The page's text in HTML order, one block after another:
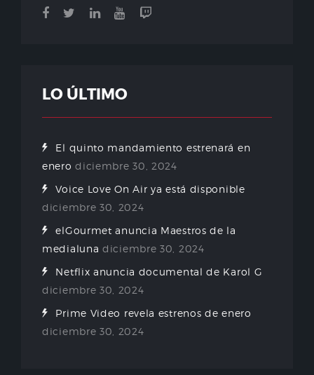
LO ÚLTIMO
El quinto mandamiento estrenará en
enero diciembre 30, 2024
Voice Love On Air ya está disponible
diciembre 30, 2024
elGourmet anuncia Maestros de la
medialuna diciembre 30, 2024
Netflix anuncia documental de Karol G
diciembre 30, 2024
Prime Video revela estrenos de enero
diciembre 30, 2024